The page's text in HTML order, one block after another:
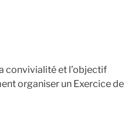
convivialité et l’objectif
organiser un Exercice de